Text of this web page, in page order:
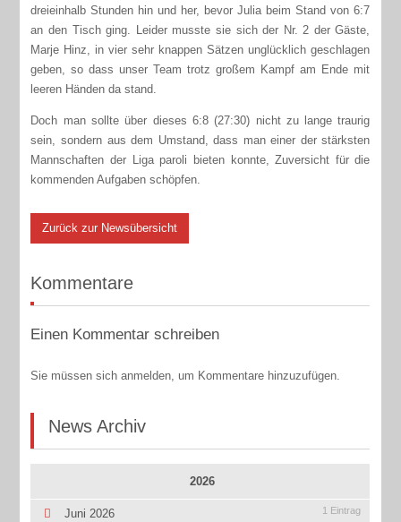
dreieinhalb Stunden hin und her, bevor Julia beim Stand von 6:7
an den Tisch ging. Leider musste sie sich der Nr. 2 der Gäste,
Marje Hinz, in vier sehr knappen Sätzen unglücklich geschlagen
geben, so dass unser Team trotz großem Kampf am Ende mit
leeren Händen da stand.
Doch man sollte über dieses 6:8 (27:30) nicht zu lange traurig
sein, sondern aus dem Umstand, dass man einer der stärksten
Mannschaften der Liga paroli bieten konnte, Zuversicht für die
kommenden Aufgaben schöpfen.
Zurück zur Newsübersicht
Kommentare
Einen Kommentar schreiben
Sie müssen sich anmelden, um Kommentare hinzuzufügen.
News Archiv
2026
Juni 2026 1 Eintrag